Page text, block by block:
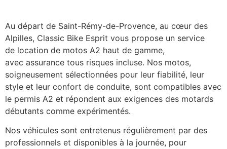
Au départ de Saint-Rémy-de-Provence, au cœur des
Alpilles, Classic Bike Esprit vous propose un service
de location de motos A2 haut de gamme,
avec assurance tous risques incluse. Nos motos,
soigneusement sélectionnées pour leur fiabilité, leur
style et leur confort de conduite, sont compatibles avec
le permis A2 et répondent aux exigences des motards
débutants comme expérimentés.
Nos véhicules sont entretenus régulièrement par des
professionnels et disponibles à la journée, pour